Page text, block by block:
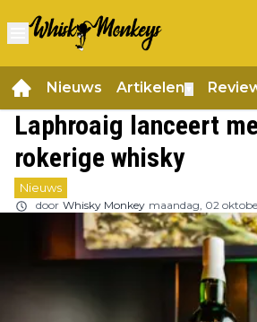
Nieuws Artikelen
Laphroaig lanceert
rokerige whisky
Nieuws
door Whisky Monkey maandag, 02